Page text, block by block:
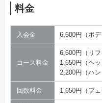
料金
入会金 6,600円（ボデ
コース料金
6,600円（リフ
1,650円（ヘッ
2,200円（ハン
回数料金 1,650円（フェ